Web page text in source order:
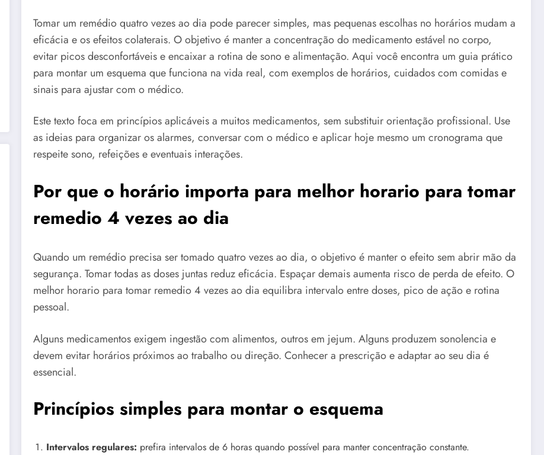
Tomar um remédio quatro vezes ao dia pode parecer simples, mas pequenas escolhas no horários mudam a
eficácia e os efeitos colaterais. O objetivo é manter a concentração do medicamento estável no corpo,
evitar picos desconfortáveis e encaixar a rotina de sono e alimentação. Aqui você encontra um guia prático
para montar um esquema que funciona na vida real, com exemplos de horários, cuidados com comidas e
sinais para ajustar com o médico.
Este texto foca em princípios aplicáveis a muitos medicamentos, sem substituir orientação profissional. Use
as ideias para organizar os alarmes, conversar com o médico e aplicar hoje mesmo um cronograma que
respeite sono, refeições e eventuais interações.
Por que o horário importa para melhor horario para tomar
remedio 4 vezes ao dia
Quando um remédio precisa ser tomado quatro vezes ao dia, o objetivo é manter o efeito sem abrir mão da
segurança. Tomar todas as doses juntas reduz eficácia. Espaçar demais aumenta risco de perda de efeito. O
melhor horario para tomar remedio 4 vezes ao dia equilibra intervalo entre doses, pico de ação e rotina
pessoal.
Alguns medicamentos exigem ingestão com alimentos, outros em jejum. Alguns produzem sonolencia e
devem evitar horários próximos ao trabalho ou direção. Conhecer a prescrição e adaptar ao seu dia é
essencial.
Princípios simples para montar o esquema
Intervalos regulares: prefira intervalos de 6 horas quando possível para manter concentração constante.